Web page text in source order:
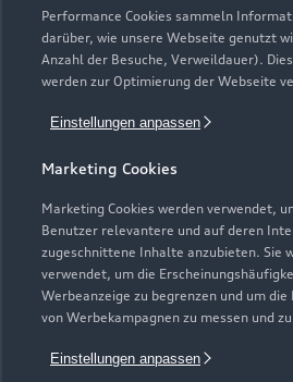
Performance Cookies sammeln
darüber, wie unsere Webseite genutzt
Anzahl der Besuche, Verweildauer).
werden zur Optimierung der Webseite
Einstellungen anpassen
Marketing Cookies
Marketing Cookies werden verwendet,
Benutzer relevantere und auf deren
zugeschnittene Inhalte anzubieten. Sie
verwendet, um die
Werbeanzeige zu begrenzen und um
von Werbekampagnen zu messen und
Einstellungen anpassen
Plug-in-Hybride
Gebrauchtwagen
Finanzierung
Aktionen & Angebote
Geschäftskunden
Audi Services
Garantie
Audi digital services
myAudi
Kundenservice
Audi Online Beratung
Online-Terminvereinbarung
Servicekontakt
Bordbuch &
Über Audi
Unternehmen
Karriere
Investor Relations
Presse & Media Center
Datenschutz
© 2026 AUDI AG. Alle Rechte
Impressum Rechtliches
Datenschutzinformation
Digital Services Act
EU Data Act